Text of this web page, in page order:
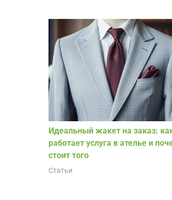
Идеальный жакет на заказ:
работает услуга в ателье и
стоит того
Статьи